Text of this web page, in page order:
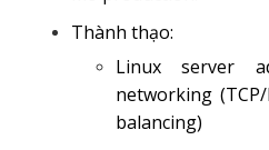
Thành thạo:
Linux server
networking
balancing)